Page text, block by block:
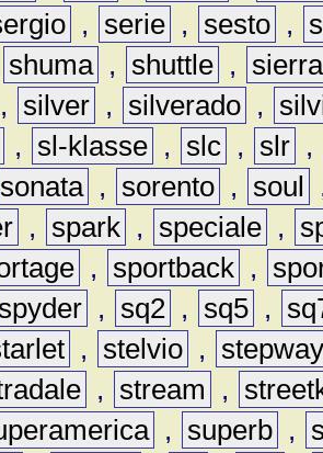
, serie , sesto ,
shuma , shuttle ,
sierra
, silver , silverado ,
, sl-klasse , slc , slr ,
sonata , sorento , soul
, spark , speciale ,
, sportback ,
spyder , sq2 , sq5 ,
, stelvio ,
, stream ,
, superb ,